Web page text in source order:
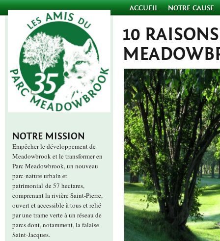
ACCUEIL NOTRE CAUSE
NOTRE MISSION
Empêcher le développement de
Meadowbrook et le transformer en
Parc Meadowbrook, un nouveau
parc-nature urbain et
patrimonial de 57 hectares,
comprenant la rivière Saint-Pierre,
ouvert et accessible à tous et relié
par une trame verte à un réseau de
parcs dont, notamment, la falaise
Saint-Jacques.
10